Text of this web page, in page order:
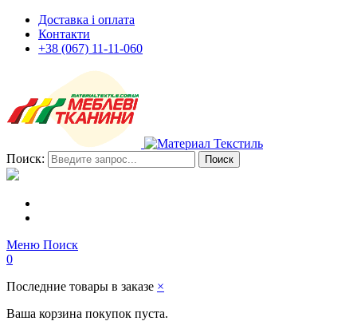
Доставка і оплата
Контакти
+38 (067) 11-11-060
Поиск: Поиск
Меню Поиск
0
Последние товары в заказе ×
Ваша корзина покупок пуста.